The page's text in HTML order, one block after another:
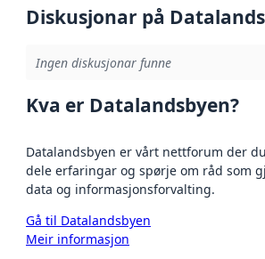
Diskusjonar på
Ingen diskusjonar funne
Kva er Datalandsbyen?
Datalandsbyen er vårt nettforum der
dele erfaringar og spørje om råd som
data og informasjonsforvalting.
Gå til Datalandsbyen
Meir informasjon